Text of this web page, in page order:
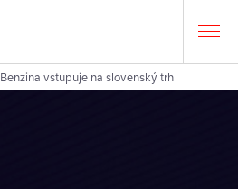
Benzina vstupuje na slovenský trh